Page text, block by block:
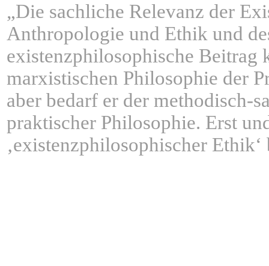
„Die sachliche Relevanz der
Anthropologie und Ethik und
existenzphilosophische Beitrag
marxistischen Philosophie der
aber bedarf er der
praktischer Philosophie. Erst
‚existenzphilosophischer